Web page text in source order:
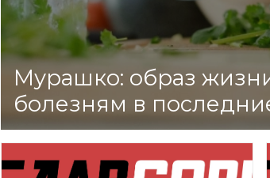
Мурашко: образ
болезням в